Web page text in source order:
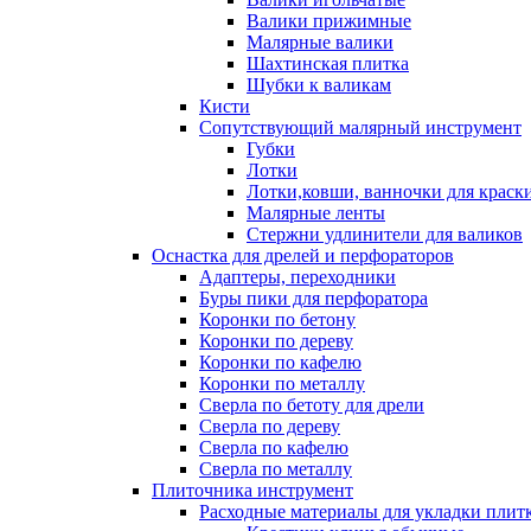
Валики прижимные
Малярные валики
Шахтинская плитка
Шубки к валикам
Кисти
Сопутствующий малярный инструмент
Губки
Лотки
Лотки,ковши, ванночки для
Малярные ленты
Стержни удлинители для валиков
Оснастка для дрелей и перфораторов
Адаптеры, переходники
Буры пики для перфоратора
Коронки по бетону
Коронки по дереву
Коронки по кафелю
Коронки по металлу
Сверла по бетоту для дрели
Сверла по дереву
Сверла по кафелю
Сверла по металлу
Плиточника инструмент
Расходные материалы для укладки